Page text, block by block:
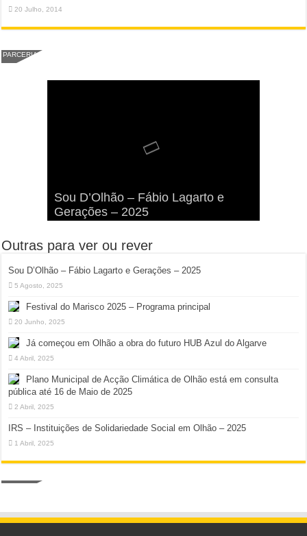
20 Julho, 2014
PARCERIA
Sou D’Olhão – Fábio Lagarto e
Gerações – 2025
Armona: Música, Comida e
Diversão à Beira-Ria!
Taphani X Benkest: Vídeo Musical
na Ilha da Armona
“Lavar a Loiça” na Ilha dos
Hangares
Quatro Dias Mais Um de Aventura e
Diversão!
Outras para ver ou rever
Sou D’Olhão – Fábio Lagarto e Gerações – 2025
5 Agosto, 2025
Festival do Marisco 2025 – Programa principal
20 Junho, 2025
Já começou em Olhão a obra do futuro HUB Azul do Algarve
4 Abril, 2025
Plano Municipal de Acção Climática de Olhão está em consulta
pública até 16 de Maio de 2025
2 Abril, 2025
IRS – Instituições de Solidariedade Social em Olhão – 2025
1 Abril, 2025